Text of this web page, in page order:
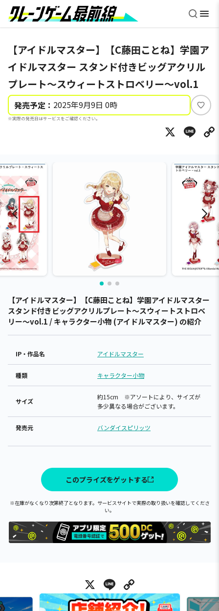
【アイドルマスター】【C藤田ことね】学園ア
イドルマスター スタンド付きビッグアクリル
プレート～スウィートストロベリー～vol.1
発売予定： 2025年9月9日 0時
※実際の発売日はサービスをご確認ください。
い
ね
X
【アイドルマスター】【C藤田ことね】学園アイドルマスター
スタンド付きビッグアクリルプレート～スウィートストロベ
リー～vol.1 / キャラクター小物 (アイドルマスター) の紹介
IP・作品名 アイドルマスター
種類 キャラクター小物
サイズ
約15cm ※アソートにより、サイズが
多少異なる場合がございます。
発売元 バンダイスピリッツ
このプライズをゲットする
※在庫がなくなり次第終了となります。サービスサイトで実際の取り扱いを確認してくださ
い。
X Line